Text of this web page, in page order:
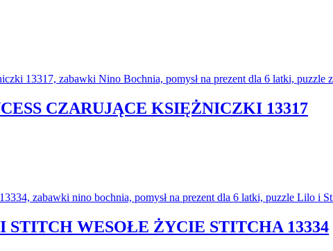
CZARUJĄCE KSIĘŻNICZKI 13317
WESOŁE ŻYCIE STITCHA 13334